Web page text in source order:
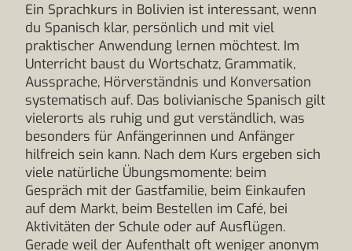
Ein Sprachkurs in Bolivien ist interessant, wenn
du Spanisch klar, persönlich und mit viel
praktischer Anwendung lernen möchtest. Im
Unterricht baust du Wortschatz, Grammatik,
Aussprache, Hörverständnis und Konversation
systematisch auf. Das bolivianische Spanisch gilt
vielerorts als ruhig und gut verständlich, was
besonders für Anfängerinnen und Anfänger
hilfreich sein kann. Nach dem Kurs ergeben sich
viele natürliche Übungsmomente: beim
Gespräch mit der Gastfamilie, beim Einkaufen
auf dem Markt, beim Bestellen im Café, bei
Aktivitäten der Schule oder auf Ausflügen.
Gerade weil der Aufenthalt oft weniger anonym